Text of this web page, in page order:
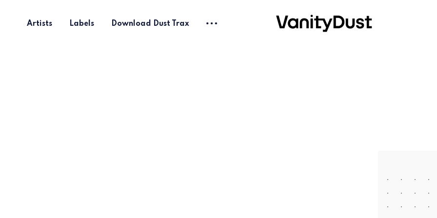
Artists Labels Download Dust Trax